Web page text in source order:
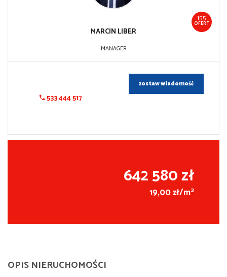
155
OFERT
MARCIN LIBER
MANAGER
533 444 517
zostaw wiadomość
642 580 zł
19,00 zł/m2
OPIS NIERUCHOMOŚCI